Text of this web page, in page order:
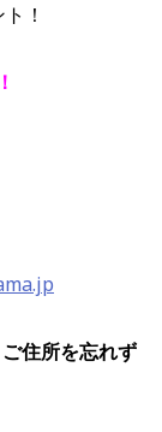
！
住所を忘れず